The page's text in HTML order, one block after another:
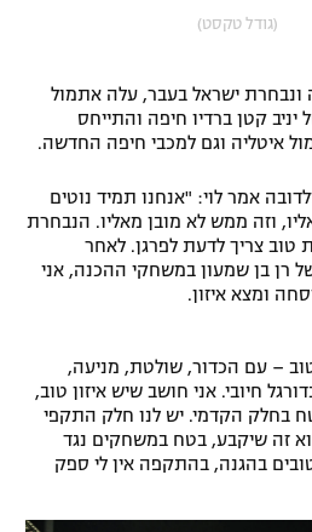
עסק
(גודל טקסט)
ונבחרת ישראל בעבר, עלה אתמול
יניב קטן ברדיו חיפה והתייחס
אמר לוי: "אנחנו תמיד נוטים
וזה ממש לא מובן מאליו. הנבחרת
טוב צריך לדעת לפרגן. לאחר
רן בן שמעון במשחקי ההכנה, אני
ומצא איזון.
– עם הכדור, שולטת, מניעה,
חיובי. אני חושב שיש איזון טוב,
בחלק הקדמי. יש לנו חלק התקפי
זה שיקבע, בטח במשחקים נגד
בהגנה, בהתקפה אין לי ספק